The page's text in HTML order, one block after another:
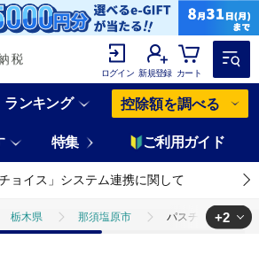
ログイン 新規登録 カート
ランキング 控除額を調べる
特集 ご利用ガイド
ョイス」システム連携に関して
栃木県 那須塩原市 パスチャライズド
+2